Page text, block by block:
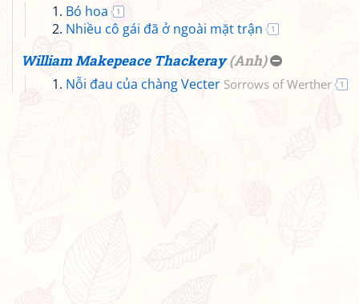
Bó hoa 1
Nhiều cô gái đã ở ngoài mặt trận 1
William Makepeace Thackeray (Anh)
Nỗi đau của chàng Vecter Sorrows of Werther 1